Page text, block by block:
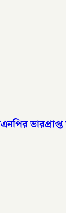
ভারপ্রাপ্ত